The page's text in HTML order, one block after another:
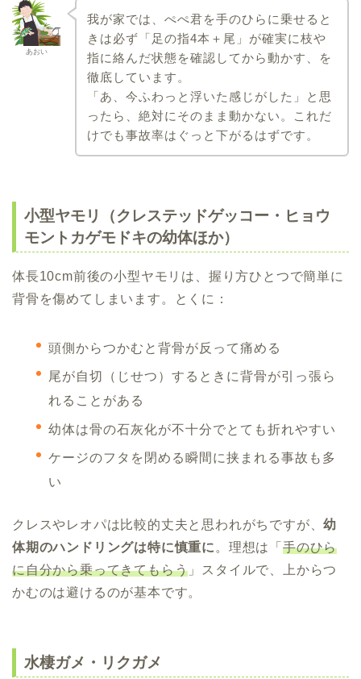
あおい
我が家では、ぺぺ君を手のひらに乗せると
きは必ず「足の指4本＋尾」が確実に枝や
指に絡んだ状態を確認してから動かす、を
徹底しています。
「あ、今ふわっと浮いた感じがした」と思
ったら、絶対にそのまま動かない。これだ
けでも事故率はぐっと下がるはずです。
小型ヤモリ（クレステッドゲッコー・ヒョウ
モントカゲモドキの幼体ほか）
体長10cm前後の小型ヤモリは、握り方ひとつで簡単に
背骨を傷めてしまいます。とくに：
頭側からつかむと背骨が反って痛める
尾が自切（じせつ）するときに背骨が引っ張ら
れることがある
幼体は骨の石灰化が不十分でとても折れやすい
ケージのフタを閉める瞬間に挟まれる事故も多
い
クレスやレオパは比較的丈夫と思われがちですが、幼
体期のハンドリングは特に慎重に。理想は「手のひら
に自分から乗ってきてもらう 」スタイルで、上からつ
かむのは避けるのが基本です。
水棲ガメ・リクガメ